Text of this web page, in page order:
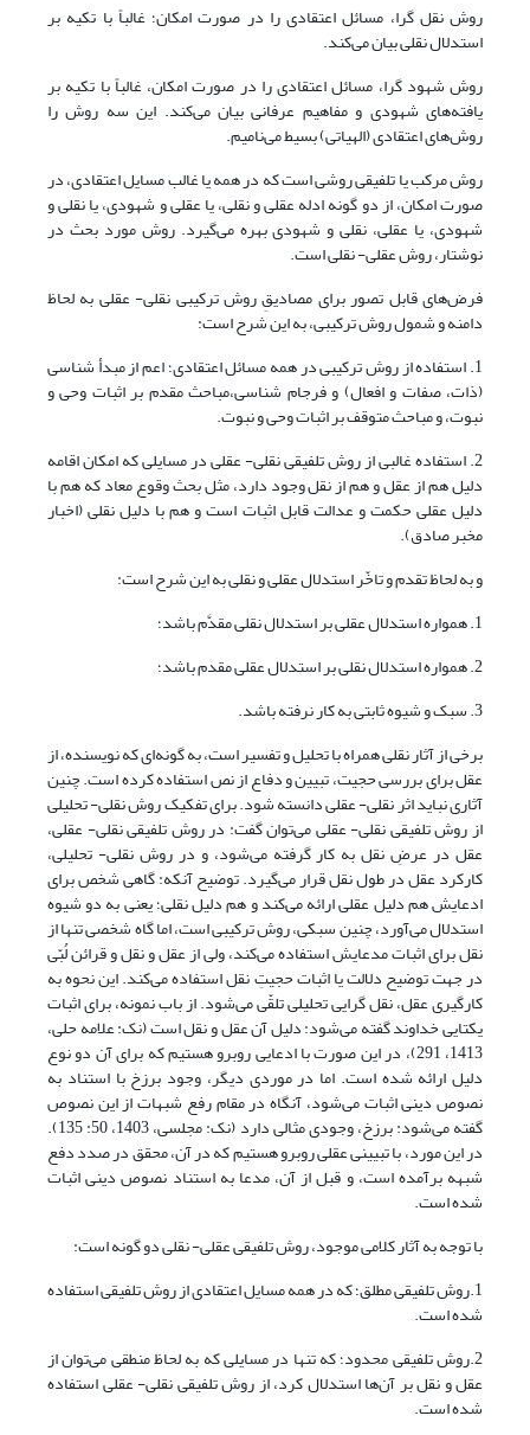
روش نقل گرا، مسائل اعتقادی را در صورت امکان؛ غالباً با تکیه بر
استدلال نقلی بیان می‌کند.
روش شهود گرا، مسائل اعتقادی را در صورت امکان، غالباً با تکیه بر
یافته‌های شهودی و مفاهیم عرفانی بیان می‌کند. این سه روش را
روش‌های اعتقادی (الهیاتی) بسیط می‌نامیم.
روش مرکب یا تلفیقی روشی است که در همه یا غالب مسایل اعتقادی، در
صورت امکان، از دو گونه ادله عقلی و نقلی، یا عقلی و شهودی، یا نقلی و
شهودی، یا عقلی، نقلی و شهودی بهره می‌گیرد. روش مورد بحث در
نوشتار، روش عقلی- نقلی است.
فرض‌های قابل تصور برای مصادیقِ روش ترکیبی نقلی- عقلی به لحاظ
دامنه و شمول روش ترکیبی، به این شرح است:
1. استفاده از روش ترکیبی در همه مسائل اعتقادی؛ اعم از مبدأ شناسی
(ذات، صفات و افعال) و فرجام شناسی،مباحث مقدم بر اثبات وحی و
نبوت، و مباحث متوقف بر اثبات وحی و نبوت.
2. استفاده غالبی از روش تلفیقی نقلی- عقلی در مسایلی که امکان اقامه
دلیل هم از عقل و هم از نقل وجود دارد، مثل بحث وقوع معاد که هم با
دلیل عقلی حکمت و عدالت قابل اثبات است و هم با دلیل نقلی (اخبار
مخبر صادق).
و به لحاظ تقدم و تاخّر استدلال عقلی و نقلی به این شرح است:
1. همواره استدلال عقلی بر استدلال نقلی مقدَّم باشد؛
2. همواره استدلال نقلی بر استدلال عقلی مقدم باشد؛
3. سبک و شیوه ثابتی به کار نرفته باشد.
برخی از آثار نقلی همراه با تحلیل و تفسیر است، به گونه‌ای که نویسنده، از
عقل برای بررسی حجیت، تبیین و دفاع از نص استفاده کرده است. چنین
آثاری نباید اثر نقلی- عقلی دانسته شود. برای تفکیک روش نقلی- تحلیلی
از روش تلفیقی نقلی- عقلی می‌توان گفت: در روش تلفیقی نقلی- عقلی،
عقل در عرضِ نقل به کار گرفته می‌شود، و در روش نقلی- تحلیلی،
کارکرد عقل در طول نقل قرار می‌گیرد. توضیح آنکه: گاهی شخص برای
ادعایش هم دلیل عقلی ارائه می‌کند و هم دلیل نقلی؛ یعنی به دو شیوه
استدلال می‌آورد، چنین سبکی، روش ترکیبی است، اما گاه شخصی تنها از
نقل برای اثبات مدعایش استفاده می‌کند، ولی از عقل و نقل و قرائن لُبّی
در جهت توضیح دلالت یا اثبات حجیتِ نقل استفاده می‌کند. این نحوه به
کارگیری عقل، نقل گرایی تحلیلی تلقّی می‌شود. از باب نمونه، برای اثبات
یکتایی خداوند گفته می‌شود: دلیل آن عقل و نقل است (نک: علامه حلی،
1413، 291)، در این صورت با ادعایی روبرو هستیم که برای آن دو نوع
دلیل ارائه شده است. اما در موردی دیگر، وجود برزخ با استناد به
نصوص دینی اثبات می‌شود، آنگاه در مقام رفع شبهات از این نصوص
گفته می‌شود: برزخ، وجودی مثالی دارد (نک: مجلسی، 1403، 50: 135).
در این مورد، با تبیینی عقلی روبرو هستیم که در آن، محقق در صدد دفع
شبهه برآمده است، و قبل از آن، مدعا به استناد نصوص دینی اثبات
شده است.
با توجه به آثار کلامی موجود، روش تلفیقی عقلی- نقلی دو گونه است:
1.روش تلفیقی مطلق؛ که در همه مسایل اعتقادی از روش تلفیقی استفاده
شده است.
2.روش تلفیقی محدود؛ که تنها در مسایلی که به لحاظ منطقی می‌توان از
عقل و نقل بر آن‌ها استدلال کرد، از روش تلفیقی نقلی- عقلی استفاده
شده است.